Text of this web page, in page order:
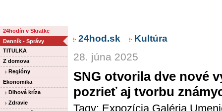
24hodín v Skratke
Denník - Správy
TITULKA
Z domova
Regióny
Ekonomika
Dlhová kríza
Zdravie
24hod.sk Kultúra
28. júna 2025
SNG otvorila dve nové
pozrieť aj tvorbu
Tagy: Expozícia Galéria